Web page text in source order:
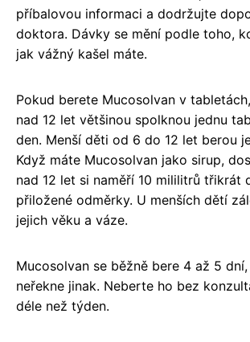
příbalovou informaci a dodržujte
doktora. Dávky se mění podle toho,
jak vážný kašel máte.
Pokud berete Mucosolvan v
nad 12 let většinou spolknou jednu
den. Menší děti od 6 do 12 let berou
Když máte Mucosolvan jako sirup,
nad 12 let si naměří 10 mililitrů třikrát
přiložené odměrky. U menších dětí
jejich věku a váze.
Mucosolvan se běžně bere 4 až 5
neřekne jinak. Neberte ho bez
déle než týden.